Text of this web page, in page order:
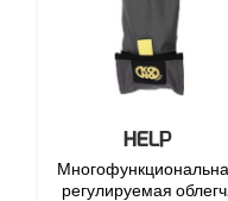
HELP
регулируемая